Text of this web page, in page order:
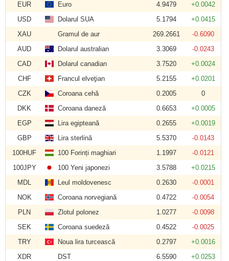
EUR
Euro 4.9479
+0.0042
USD
Dolarul SUA 5.1794
+0.0415
XAU
Gramul de aur 269.2661
-0.6090
AUD
Dolarul australian 3.3069
-0.0243
CAD
Dolarul canadian 3.7520
+0.0024
CHF
Francul elveţian 5.2155
+0.0201
CZK
Coroana cehă 0.2005
0
DKK
Coroana daneză 0.6653
+0.0005
EGP
Lira egipteană 0.2655
+0.0019
GBP
Lira sterlină 5.5370
-0.0143
100HUF
100 Forinți maghiari 1.1997
-0.0121
100JPY
100 Yeni japonezi 3.5788
+0.0215
MDL
Leul moldovenesc 0.2630
-0.0001
NOK
Coroana norvegiană 0.4722
-0.0054
PLN
Zlotul polonez 1.0277
-0.0098
SEK
Coroana suedeză 0.4522
-0.0025
TRY
Noua lira turcească 0.2797
+0.0016
XDR
DST 6.5590
+0.0253